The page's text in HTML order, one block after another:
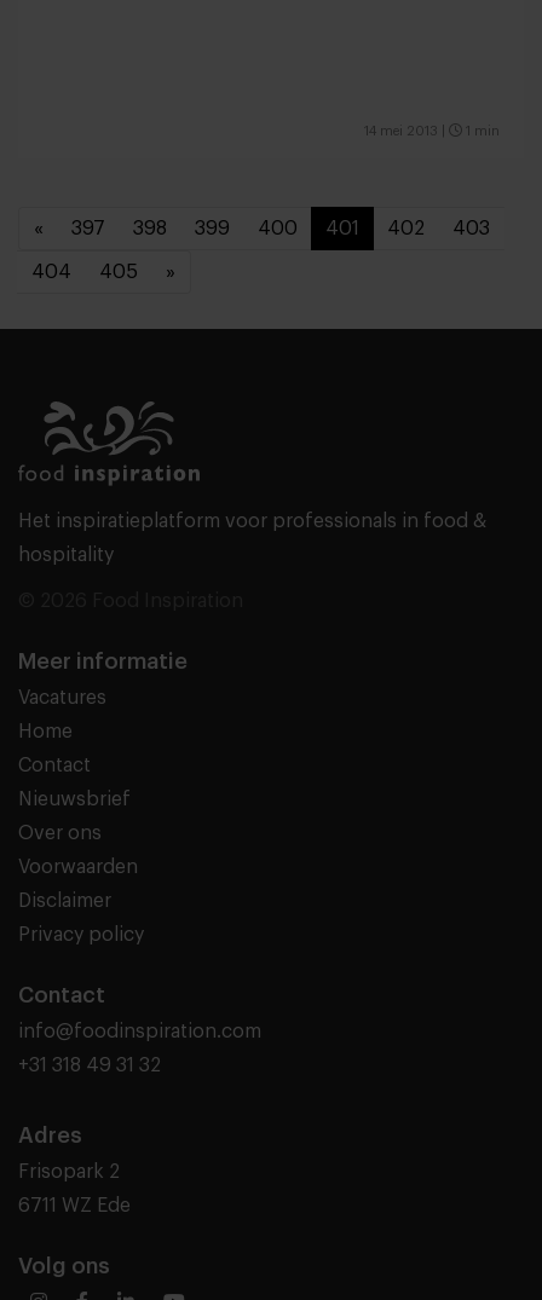
14 mei 2013 1 min
« 397 398 399 400 401 402 403
404 405 »
Het inspiratieplatform voor professionals in food &
hospitality
Meer informatie
Vacatures
Home
Contact
Nieuwsbrief
Over ons
Voorwaarden
Disclaimer
Privacy policy
Contact
info@foodinspiration.com
+31 318 49 31 32
Adres
Frisopark 2
6711 WZ Ede
Volg ons